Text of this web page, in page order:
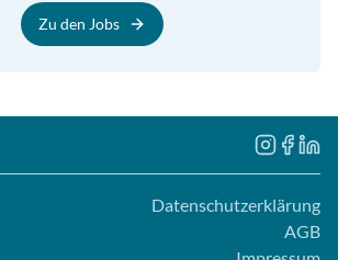
Zu den Jobs
Datenschutzerklärung
AGB